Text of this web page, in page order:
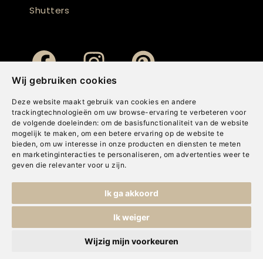
Wij gebruiken cookies
Deze website maakt gebruik van cookies en andere
trackingtechnologieën om uw browse-ervaring te verbeteren voor
de volgende doeleinden: om de basisfunctionaliteit van de website
mogelijk te maken , om een betere ervaring op de website te
bieden, om uw interesse in onze producten en diensten te meten
en marketinginteracties te personaliseren , om advertenties weer te
geven die relevanter voor u zijn.
Ik ga akkoord
Ik weiger
Wijzig mijn voorkeuren
Shutters
Cookies